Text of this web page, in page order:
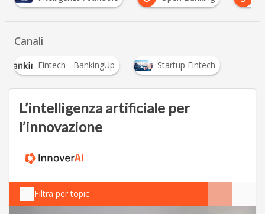
Canali
Fintech - BankingUp Startup Fintech
L’intelligenza artificiale per
l’innovazione
Filtra per topic